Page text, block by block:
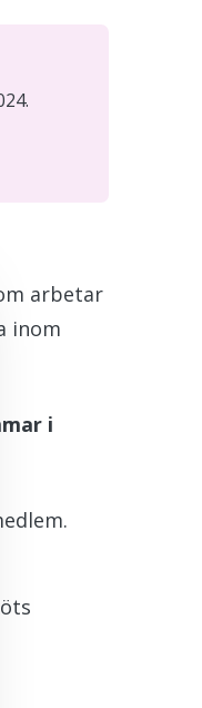
arbetar
inom
i